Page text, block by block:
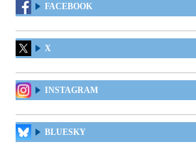
FACEBOOK
X
INSTAGRAM
BLUESKY